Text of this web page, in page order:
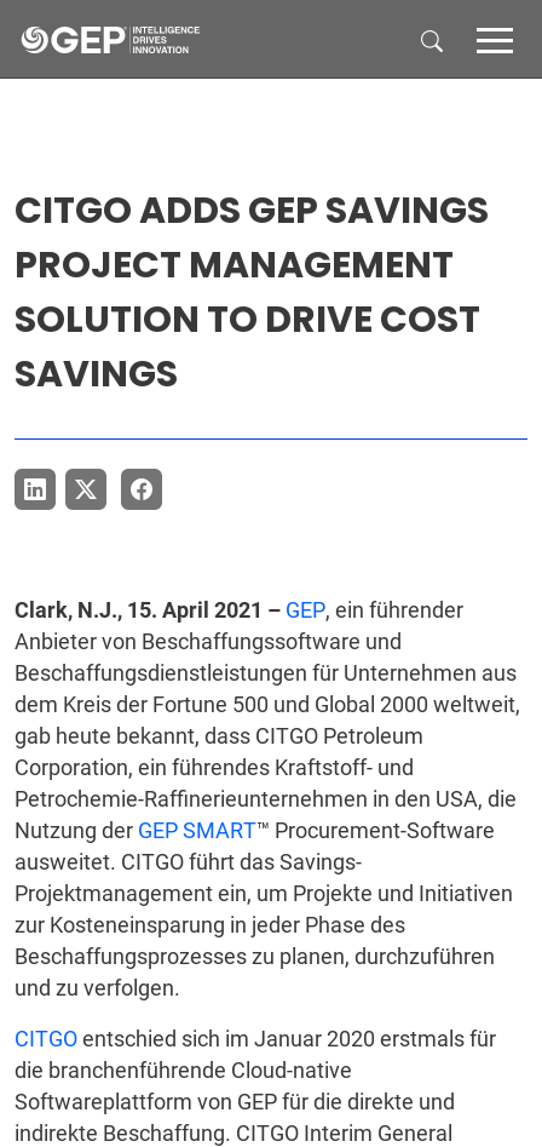
CITGO ADDS GEP SAVINGS
PROJECT MANAGEMENT
SOLUTION TO DRIVE COST
SAVINGS
Clark, N.J., 15. April 2021 – GEP, ein führender
Anbieter von Beschaffungssoftware und
Beschaffungsdienstleistungen für Unternehmen aus
dem Kreis der Fortune 500 und Global 2000 weltweit,
gab heute bekannt, dass CITGO Petroleum
Corporation, ein führendes Kraftstoff- und
Petrochemie-Raffinerieunternehmen in den USA, die
Nutzung der GEP SMART™ Procurement-Software
ausweitet. CITGO führt das Savings-
Projektmanagement ein, um Projekte und Initiativen
zur Kosteneinsparung in jeder Phase des
Beschaffungsprozesses zu planen, durchzuführen
und zu verfolgen.
CITGOentschied sich im Januar 2020 erstmals für
die branchenführende Cloud-native
Softwareplattform von GEP für die direkte und
indirekte Beschaffung. CITGO Interim General